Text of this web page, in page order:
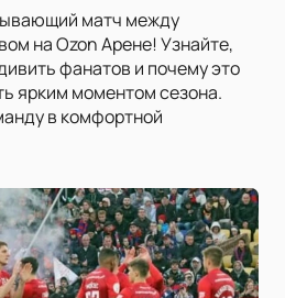
матч между
на Ozon Арене! Узнайте,
фанатов и почему это
ярким моментом сезона.
в комфортной